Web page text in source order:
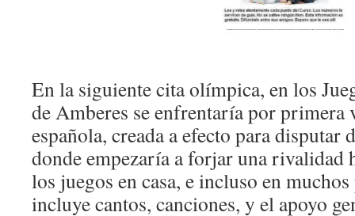
En la siguiente cita olímpica, en los
de Amberes se enfrentaría por primera
española, creada a efecto para disputar
donde empezaría a forjar una rivalidad
los juegos en casa, e incluso en
incluye cantos, canciones, y el apoyo